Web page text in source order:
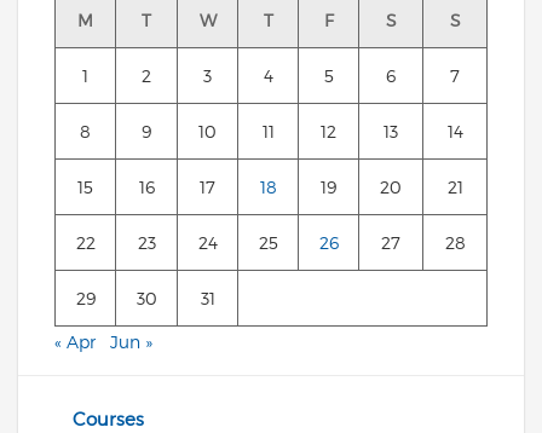
M T W T F S S
1 2 3 4 5 6 7
8 9 10 11 12 13 14
15 16 17 18 19 20 21
22 23 24 25 26 27 28
29 30 31
« Apr Jun »
Courses